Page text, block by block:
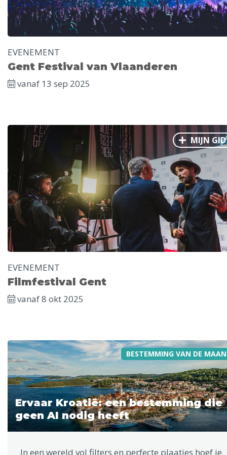
EVENEMENT
Gent Festival van Vlaanderen
vanaf 13 sep 2025
MIJN
EVENEMENT
Filmfestival Gent
vanaf 8 okt 2025
BESTEMMING VAN DE
Ervaar Kroatië: een bestemming die
geen AI nodig heeft
In een wereld vol filters en perfecte plaatjes hoef je